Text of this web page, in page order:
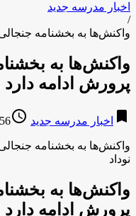
اخبار مدرسه جدید
/
واکنش‌ها به بخشنامه
واکنش‌ها به
پرورش ادامه دارد
bookmark اخبار مدرسه جدید access_time
56 years ago
واکنش‌ها به بخشنامه
نوداد
واکنش‌ها به
پرورش ادامه دارد